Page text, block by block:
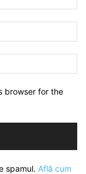
browser for the
spamul. Află cum